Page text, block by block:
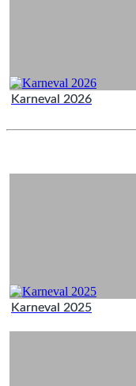
Karneval 2026
Karneval 2025